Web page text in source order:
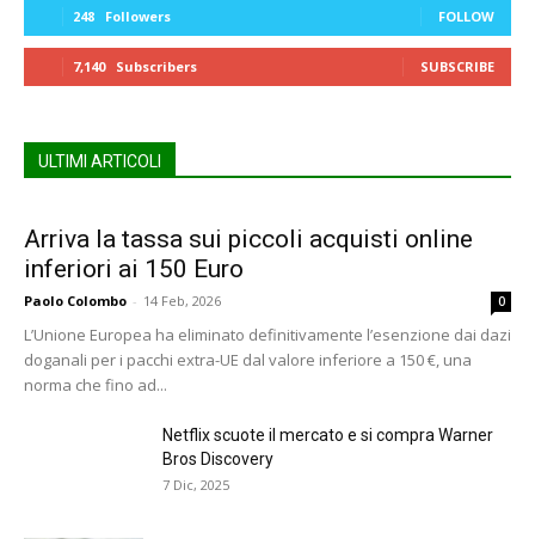
248 Followers FOLLOW
7,140 Subscribers SUBSCRIBE
ULTIMI ARTICOLI
Arriva la tassa sui piccoli acquisti online
inferiori ai 150 Euro
Paolo Colombo - 14 Feb, 2026 0
L’Unione Europea ha eliminato definitivamente l’esenzione dai dazi
doganali per i pacchi extra-UE dal valore inferiore a 150 €, una
norma che fino ad...
Netflix scuote il mercato e si compra Warner
Bros Discovery
7 Dic, 2025